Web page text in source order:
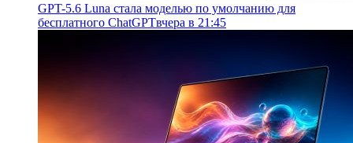
GPT-5.6 Luna стала моделью по умолчанию для
бесплатного ChatGPTвчера в 21:45